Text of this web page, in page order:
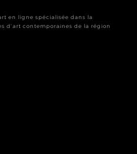
en ligne spécialisée dans la
d’art contemporaines de la région